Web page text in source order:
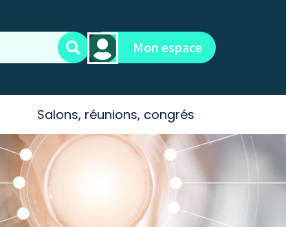
Mon espace
Salons, réunions, congrés